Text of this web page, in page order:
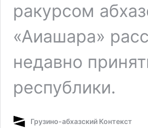
ракурсом
«Аиашара»
недавно
республики.
Грузино-абхазский Контекст